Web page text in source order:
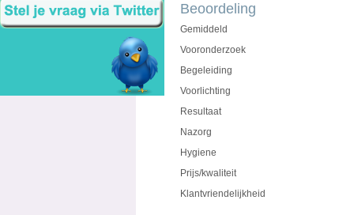
Beoordeling
Gemiddeld
Vooronderzoek
Begeleiding
Voorlichting
Resultaat
Nazorg
Hygiene
Prijs/kwaliteit
Klantvriendelijkheid